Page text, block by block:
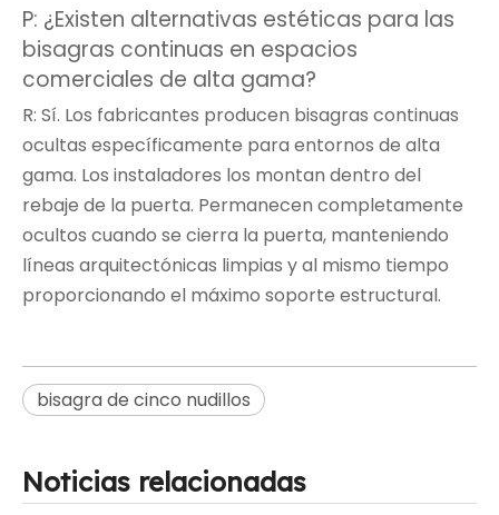
P: ¿Existen alternativas estéticas para las
bisagras continuas en espacios
comerciales de alta gama?
R: Sí. Los fabricantes producen bisagras continuas
ocultas específicamente para entornos de alta
gama. Los instaladores los montan dentro del
rebaje de la puerta. Permanecen completamente
ocultos cuando se cierra la puerta, manteniendo
líneas arquitectónicas limpias y al mismo tiempo
proporcionando el máximo soporte estructural.
bisagra de cinco nudillos
Noticias relacionadas